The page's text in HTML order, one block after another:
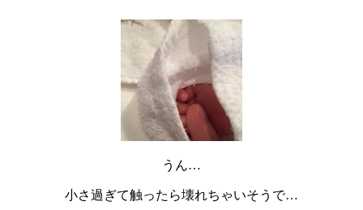
うん…
小さ過ぎて触ったら壊れちゃいそうで…